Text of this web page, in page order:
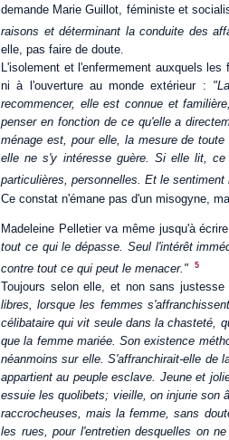
demande Marie Guillot, féministe et
raisons et déterminant la conduite des
elle, pas faire de doute.
L'isolement et l'enfermement auxquels
ni à l'ouverture au monde extérieur :
recommencer, elle est connue et
penser en fonction de ce qu'elle a
ménage est, pour elle, la mesure de
elle ne s'y intéresse guère. Si elle lit,
particulières, personnelles. Et le
Ce constat n'émane pas d'un misogyne,
Madeleine Pelletier va même jusqu'à
tout ce qui le dépasse. Seul l'intérêt
contre tout ce qui peut le menacer."
5
Toujours selon elle, et non sans justesse
libres, lorsque les femmes
célibataire qui vit seule dans la chasteté,
que la femme mariée. Son existence
néanmoins sur elle. S'affranchirait-elle de
appartient au peuple esclave. Jeune et
essuie les quolibets; vieille, on injurie son
raccrocheuses, mais la femme, sans
les rues, pour l'entretien desquelles on